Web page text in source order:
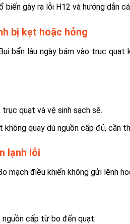
biến gây ra lỗi H12 và hướng dẫn
bị kẹt hoặc hỏng
bẩn lâu ngày bám vào trục quạt
trục quạt và vệ sinh sạch sẽ.
không quay dù nguồn cấp đủ, cần
lạnh lỗi
mạch điều khiển không gửi lệnh
nguồn cấp từ bo đến quạt.